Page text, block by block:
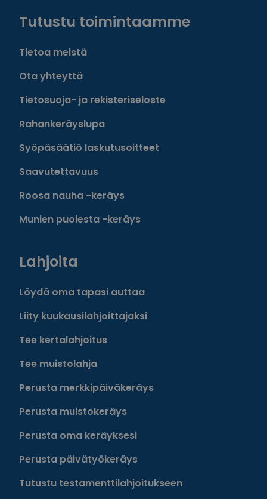
Tutustu toimintaamme
Tietoa meistä
Ota yhteyttä
Tietosuoja- ja rekisteriseloste
Rahankeräyslupa
Syöpäsäätiö laskutusoitteet
Saavutettavuus
Roosa nauha -keräys
Munien puolesta -keräys
Lahjoita
Löydä oma tapasi auttaa
Liity kuukausilahjoittajaksi
Tee kertalahjoitus
Tee muistolahja
Perusta merkkipäiväkeräys
Perusta muistokeräys
Perusta oma keräyksesi
Perusta päivätyökeräys
Tutustu testamenttilahjoitukseen